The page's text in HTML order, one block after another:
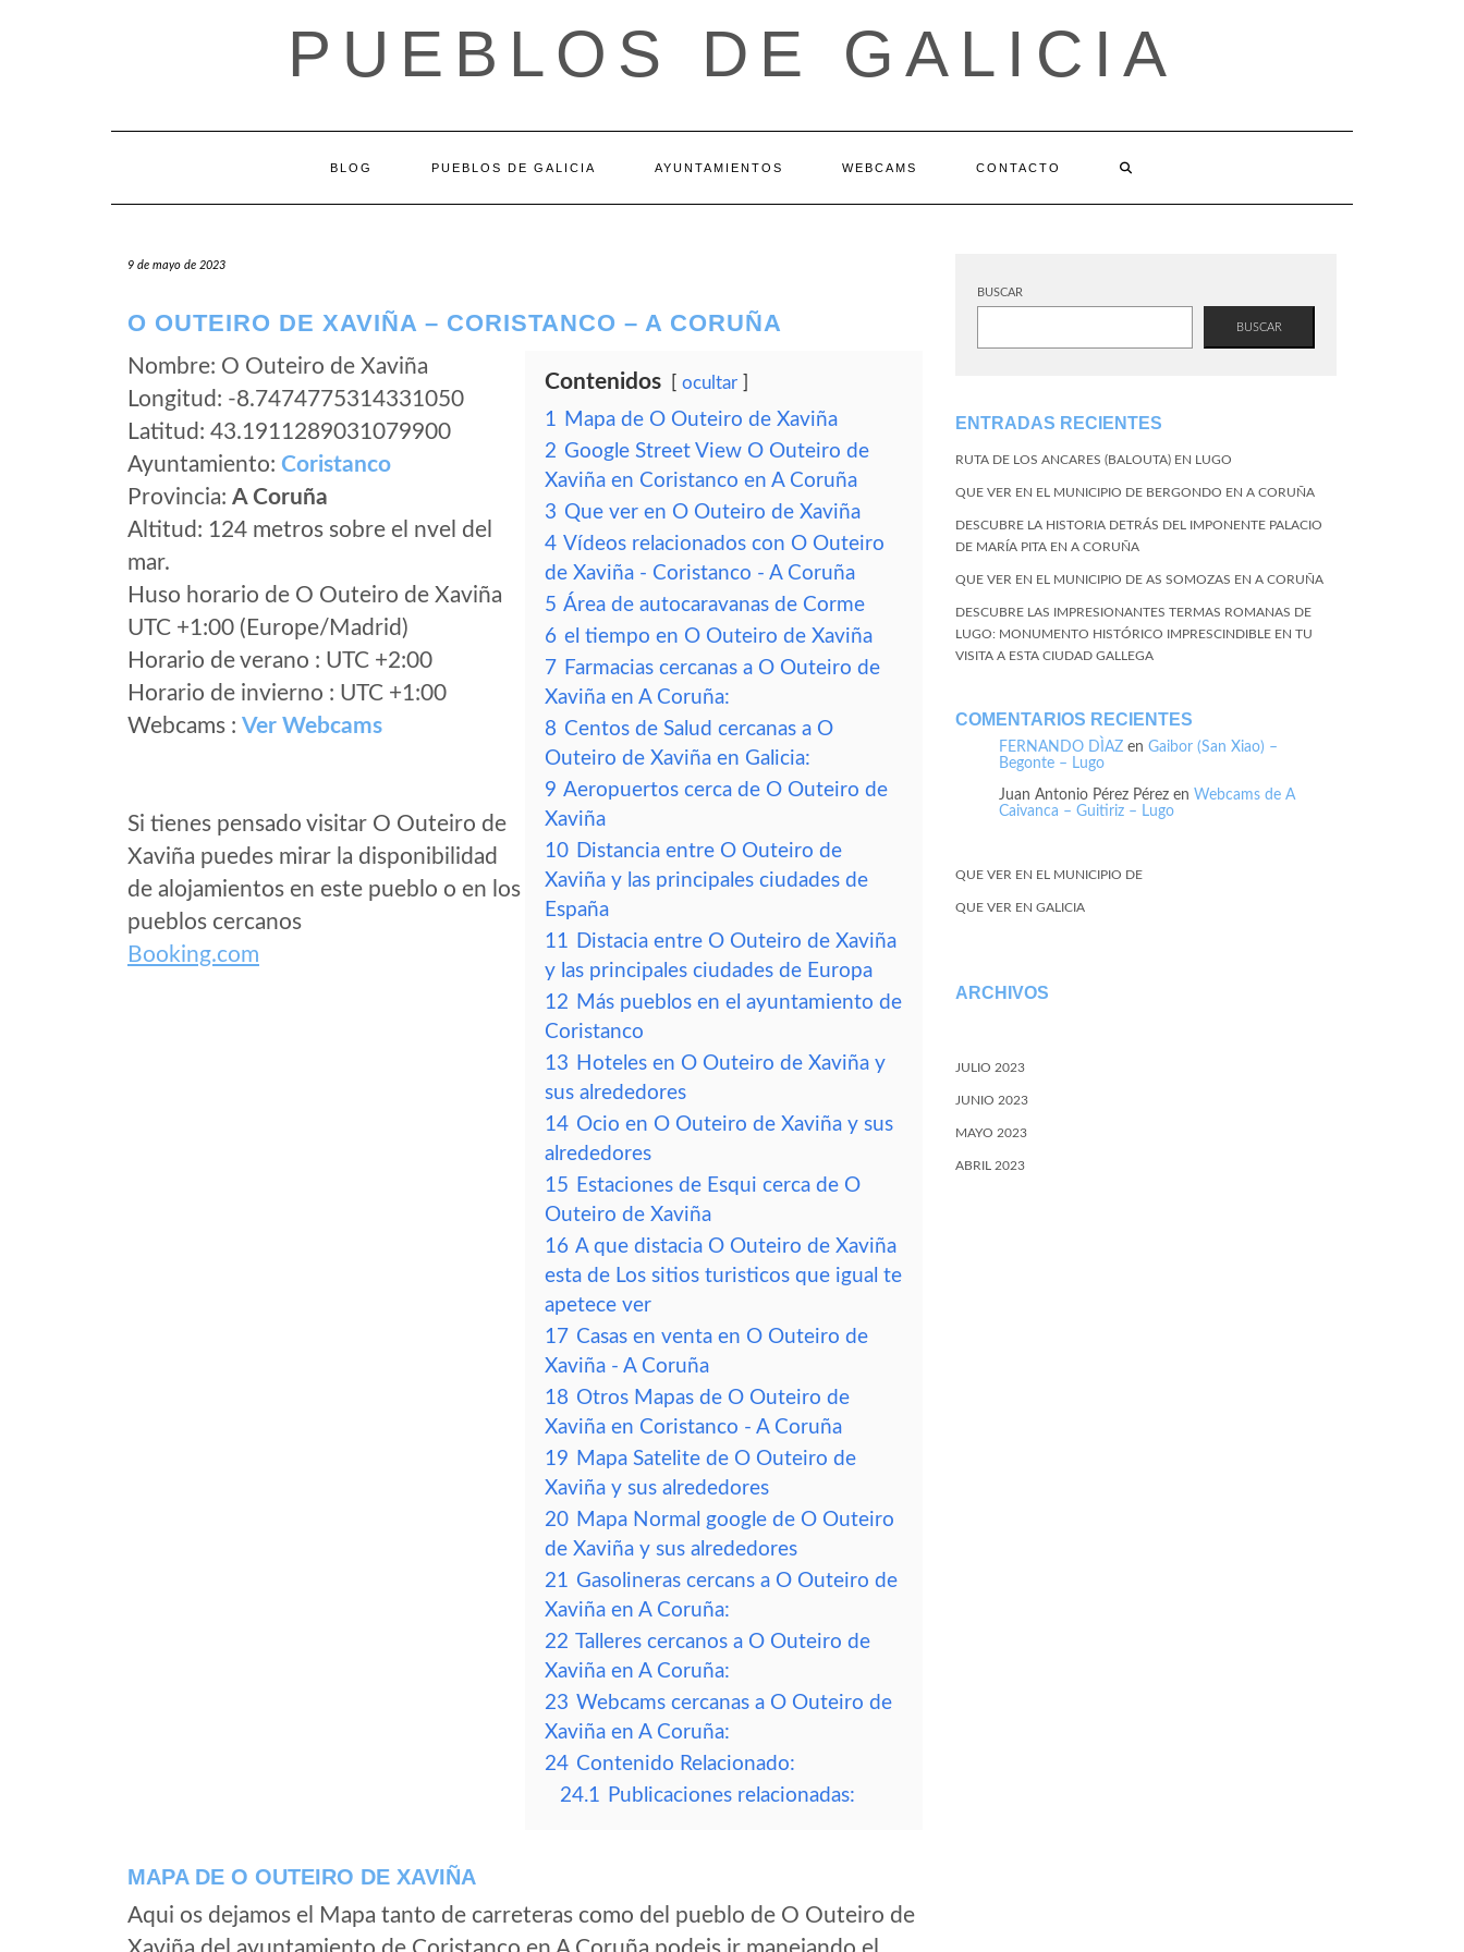
PUEBLOS DE GALICIA
BLOG PUEBLOS DE GALICIA AYUNTAMIENTOS WEBCAMS CONTACTO
9 de mayo de 2023
O OUTEIRO DE XAVIÑA – CORISTANCO – A CORUÑA
Nombre: O Outeiro de Xaviña
Longitud: -8.7474775314331050
Latitud: 43.1911289031079900
Ayuntamiento: Coristanco
Provincia: A Coruña
Altitud: 124 metros sobre el nvel del
mar.
Huso horario de O Outeiro de Xaviña
UTC +1:00 (Europe/Madrid)
Horario de verano : UTC +2:00
Horario de invierno : UTC +1:00
Webcams : Ver Webcams
Si tienes pensado visitar O Outeiro de
Xaviña puedes mirar la disponibilidad
de alojamientos en este pueblo o en los
pueblos cercanos
Booking.com
Contenidos ocultar
1 Mapa de O Outeiro de Xaviña
2 Google Street View O Outeiro de
Xaviña en Coristanco en A Coruña
3 Que ver en O Outeiro de Xaviña
4 Vídeos relacionados con O Outeiro
de Xaviña - Coristanco - A Coruña
5 Área de autocaravanas de Corme
6 el tiempo en O Outeiro de Xaviña
7 Farmacias cercanas a O Outeiro de
Xaviña en A Coruña:
8 Centos de Salud cercanas a O
Outeiro de Xaviña en Galicia:
9 Aeropuertos cerca de O Outeiro de
Xaviña
10 Distancia entre O Outeiro de
Xaviña y las principales ciudades de
España
11 Distacia entre O Outeiro de Xaviña
y las principales ciudades de Europa
12 Más pueblos en el ayuntamiento de
Coristanco
13 Hoteles en O Outeiro de Xaviña y
sus alrededores
14 Ocio en O Outeiro de Xaviña y sus
alrededores
15 Estaciones de Esqui cerca de O
Outeiro de Xaviña
16 A que distacia O Outeiro de Xaviña
esta de Los sitios turisticos que igual te
apetece ver
17 Casas en venta en O Outeiro de
Xaviña - A Coruña
18 Otros Mapas de O Outeiro de
Xaviña en Coristanco - A Coruña
19 Mapa Satelite de O Outeiro de
Xaviña y sus alrededores
20 Mapa Normal google de O Outeiro
de Xaviña y sus alrededores
21 Gasolineras cercans a O Outeiro de
Xaviña en A Coruña:
22 Talleres cercanos a O Outeiro de
Xaviña en A Coruña:
23 Webcams cercanas a O Outeiro de
Xaviña en A Coruña:
24 Contenido Relacionado:
24.1 Publicaciones relacionadas:
MAPA DE O OUTEIRO DE XAVIÑA
Aqui os dejamos el Mapa tanto de carreteras como del pueblo de O Outeiro de
BUSCAR
BUSCAR
ENTRADAS RECIENTES
RUTA DE LOS ANCARES (BALOUTA) EN LUGO
QUE VER EN EL MUNICIPIO DE BERGONDO EN A CORUÑA
DESCUBRE LA HISTORIA DETRÁS DEL IMPONENTE PALACIO
DE MARÍA PITA EN A CORUÑA
QUE VER EN EL MUNICIPIO DE AS SOMOZAS EN A CORUÑA
DESCUBRE LAS IMPRESIONANTES TERMAS ROMANAS DE
LUGO: MONUMENTO HISTÓRICO IMPRESCINDIBLE EN TU
VISITA A ESTA CIUDAD GALLEGA
COMENTARIOS RECIENTES
FERNANDO DÌAZ en Gaibor (San Xiao) –
Begonte – Lugo
Juan Antonio Pérez Pérez en Webcams de A
Caivanca – Guitiriz – Lugo
QUE VER EN EL MUNICIPIO DE
QUE VER EN GALICIA
ARCHIVOS
JULIO 2023
JUNIO 2023
MAYO 2023
ABRIL 2023